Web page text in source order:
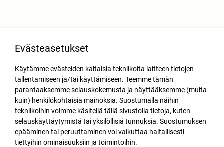
Evästeasetukset
Käytämme evästeiden kaltaisia tekniikoita laitteen tietojen
tallentamiseen ja/tai käyttämiseen. Teemme tämän
parantaaksemme selauskokemusta ja näyttääksemme (muita
kuin) henkilökohtaisia mainoksia. Suostumalla näihin
tekniikoihin voimme käsitellä tällä sivustolla tietoja, kuten
selauskäyttäytymistä tai yksilöllisiä tunnuksia. Suostumuksen
epääminen tai peruuttaminen voi vaikuttaa haitallisesti
tiettyihin ominaisuuksiin ja toimintoihin.